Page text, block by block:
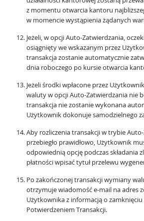
z momentu otwarcia kantoru
w momencie wystąpienia żądanych
Jeżeli, w opcji Auto-Zatwierdzania,
osiągnięty we wskazanym przez
transakcja zostanie automatycznie
dnia roboczego po kursie otwarcia
Jeżeli środki wpłacone przez
waluty w opcji Auto-Zatwierdzania nie
transakcja nie zostanie wykonana
Użytkownik dokonuje samodzielnego
Aby rozliczenia transakcji w trybie
przebiegło prawidłowo, Użytkownik
odpowiednią opcję podczas składania
płatności wpisać tytuł przelewu
Po zakończonej transakcji wymiany
otrzymuje wiadomość e-mail na adres
Użytkownika z informacją o
Potwierdzeniem Transakcji.